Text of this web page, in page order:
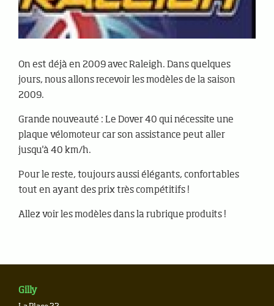
On est déjà en 2009 avec Raleigh. Dans quelques
jours, nous allons recevoir les modèles de la saison
2009.
Grande nouveauté : Le Dover 40 qui nécessite une
plaque vélomoteur car son assistance peut aller
jusqu'à 40 km/h.
Pour le reste, toujours aussi élégants, confortables
tout en ayant des prix très compétitifs !
Allez voir les modèles dans la rubrique produits !
Gilly